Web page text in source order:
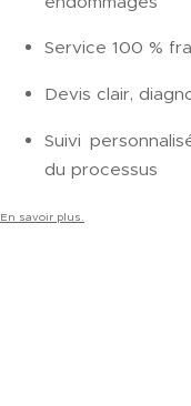
Service 100 %
Devis clair,
Suivi
du processus
En savoir plus.